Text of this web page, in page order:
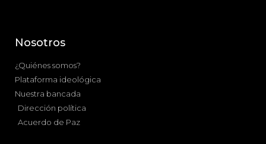
Nosotros
¿Quiénes somos?
Plataforma ideológica
Nuestra bancada
Dirección política
Acuerdo de Paz